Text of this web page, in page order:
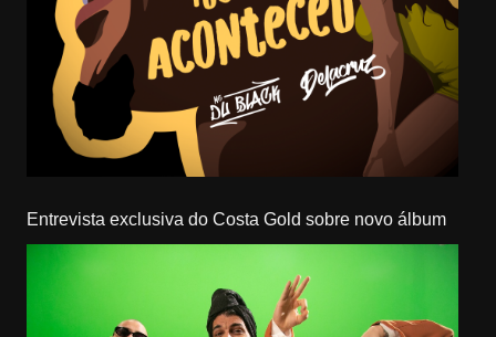
Entrevista exclusiva do Costa Gold sobre novo álbum